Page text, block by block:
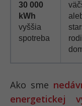
30 000
kWh
vyššia
spotreba
Ako sme
energetickej